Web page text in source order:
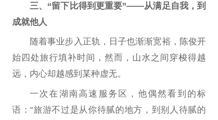
三、“留下比得到更重要”——从满足自我，到
成就他人
随着事业步入正轨，日子也渐渐宽裕，陈俊开
始四处旅行填补时间，然而，山水之间穿梭得越
远，内心却越感到某种虚无。
一次在湖南高速服务区，他偶然看到的标
语：“旅游不过是从你待腻的地方，到别人待腻的